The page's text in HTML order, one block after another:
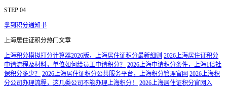
STEP 04
拿到积分通知书
上海居住证积分热门文章
上海积分模拟打分计算器2026版，上海居住证积分最新细则 2026上海居住证积分
申请流程及材料，单位如何给员工申请积分？
2026上海申请积分条件，上海1倍社
保积分多少？
2026上海居住证积分公共服务平台，上海积分管理官网 2026上海积
分公司办理流程，这几类公司不能办理上海积分！
2026上海居住证积分官网入